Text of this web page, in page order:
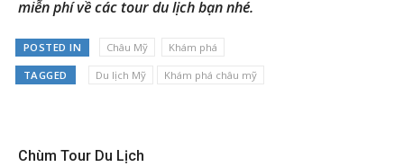
miễn phí về các tour du lịch bạn nhé.
POSTED IN Châu Mỹ Khám phá
TAGGED Du lịch Mỹ Khám phá châu mỹ
Chùm Tour Du Lịch